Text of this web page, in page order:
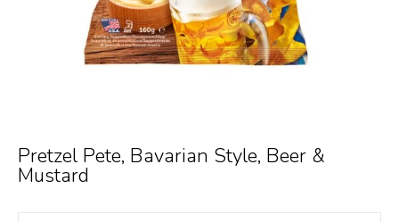
Pretzel Pete, Bavarian Style, Beer &
Mustard